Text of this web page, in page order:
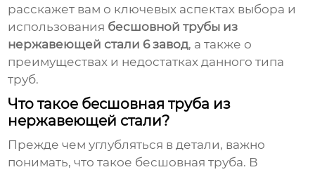
расскажет вам о ключевых аспектах выбора и
использования бесшовной трубы из
нержавеющей стали 6 завод, а также о
преимуществах и недостатках данного типа
труб.
Что такое бесшовная труба из
нержавеющей стали?
Прежде чем углубляться в детали, важно
понимать, что такое бесшовная труба. В